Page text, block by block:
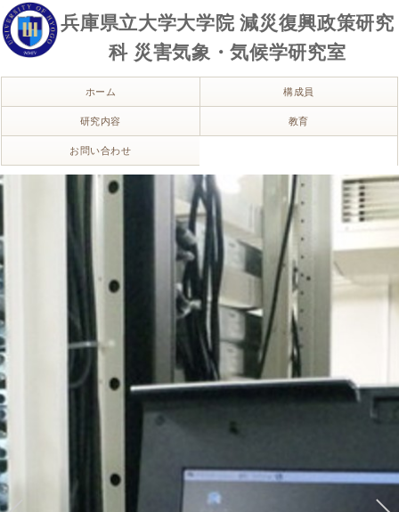
兵庫県立大学大学院 減災復興政策研究
科 災害気象・気候学研究室
ホーム 構成員
研究内容 教育
お問い合わせ